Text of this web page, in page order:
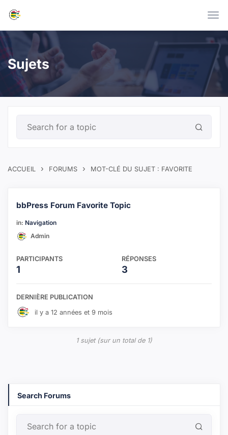
Sujets
ACCUEIL › FORUMS › MOT-CLÉ DU SUJET : FAVORITE
1 sujet (sur un total de 1)
bbPress Forum Favorite Topic
in: Navigation
Admin
PARTICIPANTS
1
RÉPONSES
3
DERNIÈRE PUBLICATION
il y a 12 années et 9 mois
Search Forums